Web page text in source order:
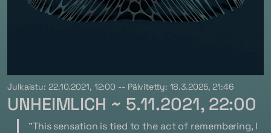
Julkaistu: 22.10.2021, 12:00 -- Päivitetty: 18.3.2025, 21:46
UNHEIMLICH ~ 5.11.2021, 22:00
"This sensation is tied to the act of remembering, I